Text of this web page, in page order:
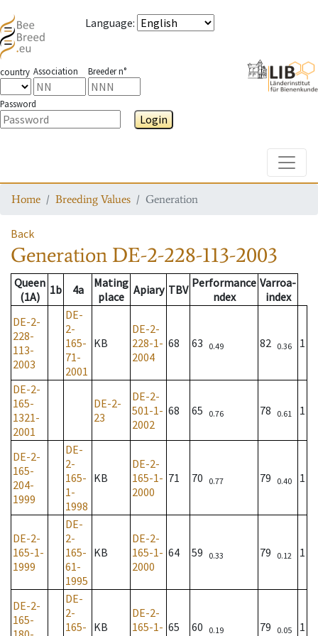
Language:
country Association Breeder n°
Password
Login
Home Breeding Values Generation
Back
Generation DE-2-228-113-2003
Queen
(1A)
1b 4a
Mating
place
Apiary TBV Performance
ndex
Varroa-
index
DE-2-
228-
113-
2003
DE-
2-
165-
71-
2001
KB
DE-2-
228-1-
2004
68 63 0.49 82 0.36 1
DE-2-
165-
1321-
2001
DE-2-
23
DE-2-
501-1-
2002
68 65 0.76 78 0.61 1
DE-2-
165-
204-
1999
DE-
2-
165-
1-
1998
KB
DE-2-
165-1-
2000
71 70 0.77 79 0.40 1
DE-2-
165-1-
1999
DE-
2-
165-
61-
1995
KB
DE-2-
165-1-
2000
64 59 0.33 79 0.12 1
DE-2-
165-
DE-
2-
165- KB
DE-2-
165-1- 65 60 0.19 79 0.05 1